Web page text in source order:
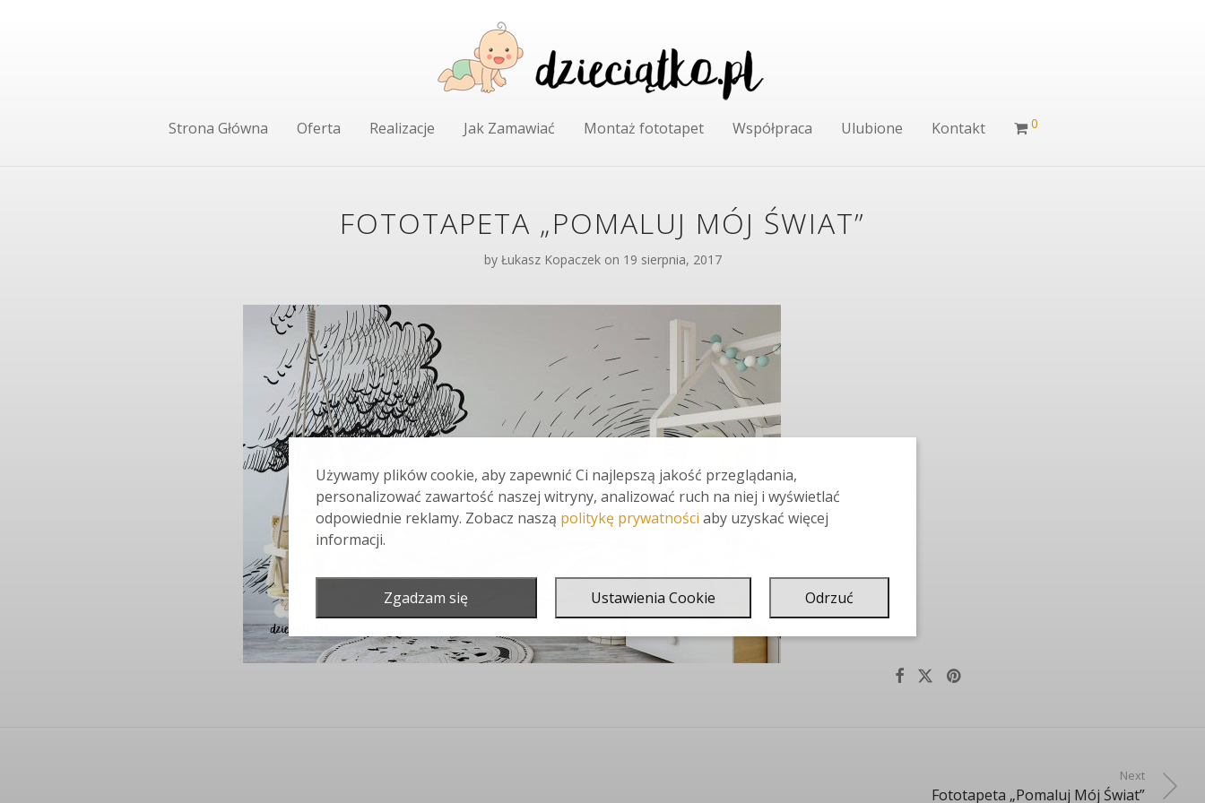
Strona Główna Oferta Realizacje Jak Zamawiać Montaż fototapet Współpraca Ulubione Kontakt 0
FOTOTAPETA „POMALUJ MÓJ ŚWIAT”
by Łukasz Kopaczek on 19 sierpnia, 2017
Next
Fototapeta „Pomaluj Mój Świat”
Używamy plików cookie, aby zapewnić Ci najlepszą jakość przeglądania,
personalizować zawartość naszej witryny, analizować ruch na niej i wyświetlać
odpowiednie reklamy. Zobacz naszą politykę prywatności aby uzyskać więcej
informacji.
Zgadzam się Ustawienia Cookie Odrzuć